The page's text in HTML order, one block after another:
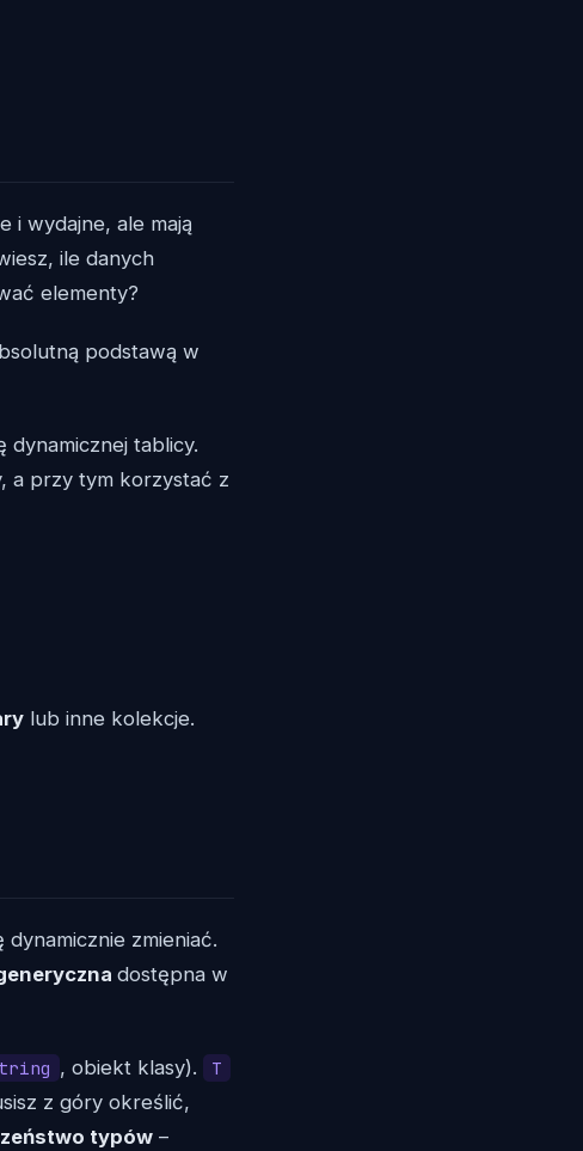
i wydajne, ale mają
ile danych
elementy?
podstawą w
dynamicznej tablicy.
a przy tym korzystać z
lub inne kolekcje.
zmieniać.
dostępna w
, obiekt klasy). T
z góry określić,
typów –